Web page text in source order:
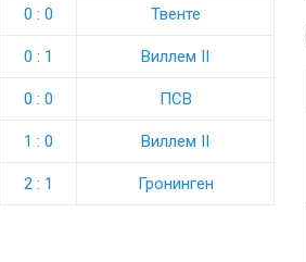
0 : 0 Твенте
0 : 1 Виллем II
0 : 0 ПСВ
1 : 0 Виллем II
2 : 1 Гронинген